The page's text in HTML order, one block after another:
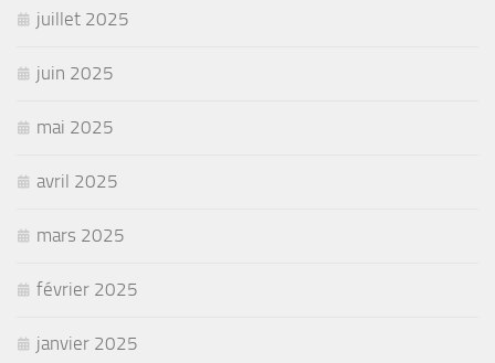
juillet 2025
juin 2025
mai 2025
avril 2025
mars 2025
février 2025
janvier 2025